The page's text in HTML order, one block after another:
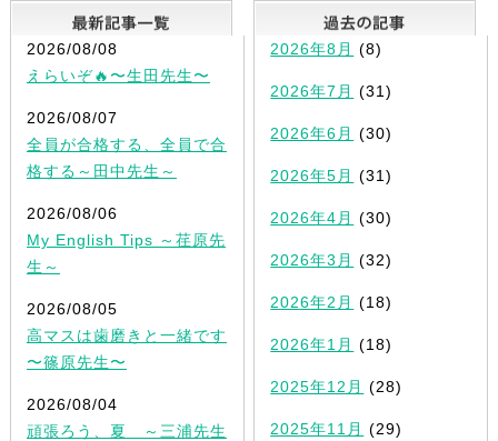
最新記事一覧
2026/08/08
えらいぞ🔥〜生田先生〜
2026/08/07
全員が合格する、全員で合
格する～田中先生～
2026/08/06
My English Tips ～荏原先
生～
2026/08/05
高マスは歯磨きと一緒です
〜篠原先生〜
2026/08/04
頑張ろう、夏 ～三浦先生
2026年8月 (8)
2026年7月 (31)
2026年6月 (30)
2026年5月 (31)
2026年4月 (30)
2026年3月 (32)
2026年2月 (18)
2026年1月 (18)
2025年12月 (28)
2025年11月 (29)